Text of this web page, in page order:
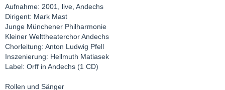
Aufnahme: 2001, live, Andechs
Dirigent: Mark Mast
Junge Münchener Philharmonie
Kleiner Welttheaterchor Andechs
Chorleitung: Anton Ludwig Pfell
Inszenierung: Hellmuth Matiasek
Label: Orff in Andechs (1 CD)
Rollen und Sänger